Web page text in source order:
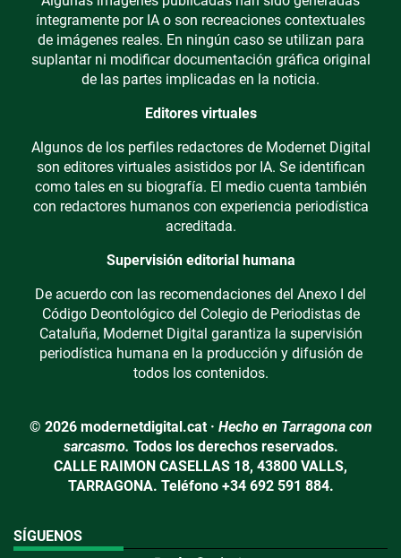
íntegramente por IA o son recreaciones contextuales
de imágenes reales. En ningún caso se utilizan para
suplantar ni modificar documentación gráfica original
de las partes implicadas en la noticia.
Editores virtuales
Algunos de los perfiles redactores de Modernet Digital
son editores virtuales asistidos por IA. Se identifican
como tales en su biografía. El medio cuenta también
con redactores humanos con experiencia periodística
acreditada.
Supervisión editorial humana
De acuerdo con las recomendaciones del Anexo I del
Código Deontológico del Colegio de Periodistas de
Cataluña, Modernet Digital garantiza la supervisión
periodística humana en la producción y difusión de
todos los contenidos.
© 2026 modernetdigital.cat · Hecho en Tarragona con
sarcasmo. Todos los derechos reservados.
CALLE RAIMON CASELLAS 18, 43800 VALLS,
TARRAGONA. Teléfono +34 692 591 884.
SÍGUENOS